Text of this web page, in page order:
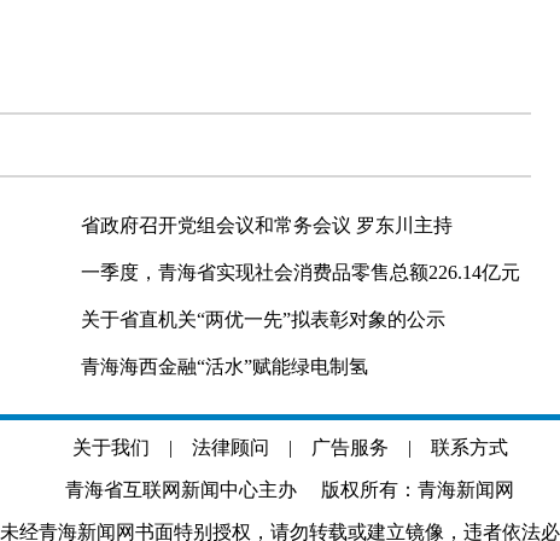
省政府召开党组会议和常务会议 罗东川主持
一季度，青海省实现社会消费品零售总额226.14亿元
关于省直机关“两优一先”拟表彰对象的公示
青海海西金融“活水”赋能绿电制氢
关于我们 | 法律顾问 | 广告服务 | 联系方式
青海省互联网新闻中心主办 版权所有：青海新闻网
未经青海新闻网书面特别授权，请勿转载或建立镜像，违者依法